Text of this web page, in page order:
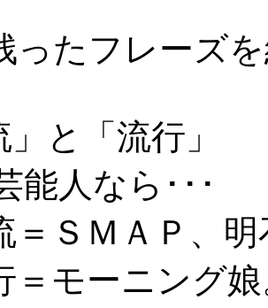
ったフレーズ
と「流行」
人なら･･･
ＭＡＰ、明
ーニング娘